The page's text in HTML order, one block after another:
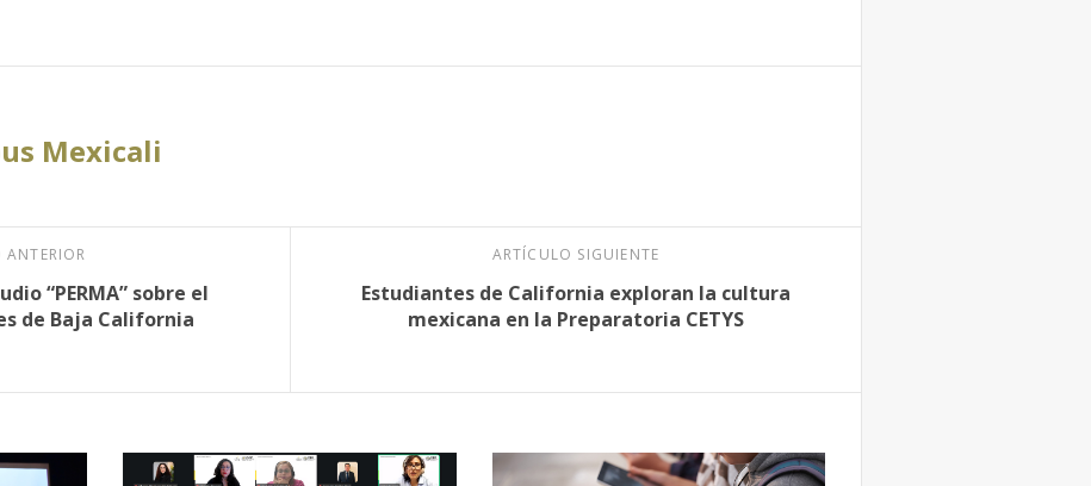
Mexicali
“PERMA” sobre el
de Baja California
ARTÍCULO SIGUIENTE
Estudiantes de California exploran la cultura
mexicana en la Preparatoria CETYS